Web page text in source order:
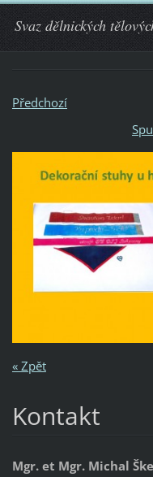
Svaz dělnických
Předchozí
« Zpět
Kontakt
Mgr. et Mgr. Michal